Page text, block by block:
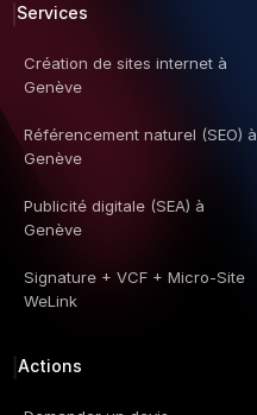
Services
Création de sites internet à
Genève
Référencement naturel (SEO) à
Genève
Publicité digitale (SEA) à
Genève
Signature + VCF + Micro-Site
WeLink
Actions